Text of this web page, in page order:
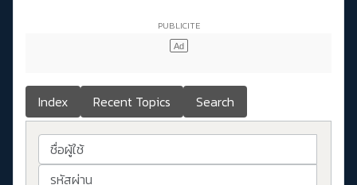
Index Recent Topics Search
ชื่อผู้ใช้
รหัสผ่าน